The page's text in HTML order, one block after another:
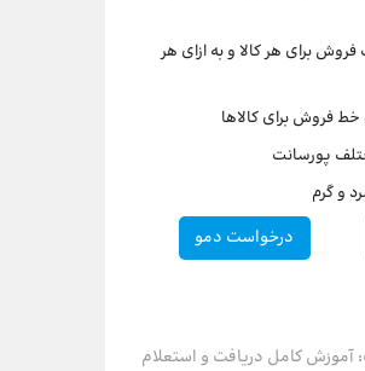
برای هر کالا و به ازای هر
فروش برای کالاها
پورسانت
و گرم
درخواست دمو
آموزش کامل دریافت و استعلام